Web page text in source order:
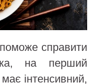
справити
на перший
інтенсивний,